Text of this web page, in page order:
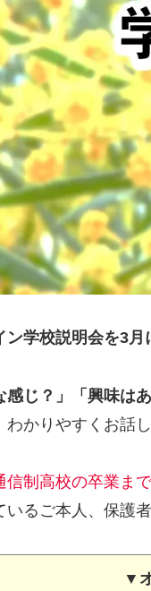
学校説明会を3月
感じ？」「興味は
かりやすくお話
制高校の卒業ま
るご本人、保護
▼